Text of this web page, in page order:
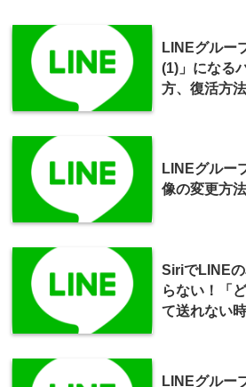
LINEグルー
(1)」になる
方、復活方法
LINEグルー
像の変更方
SiriでLINE
らない！「
て送れない
LINEグルー